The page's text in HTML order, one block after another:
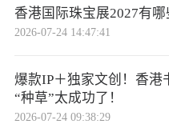
香港国际珠宝展2027有
2026-07-24 14:47:41
爆款IP＋独家文创！香港
“种草”太成功了！
2026-07-24 09:38:29